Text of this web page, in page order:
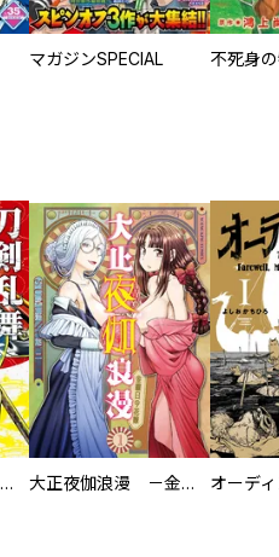
マガジンSPECIAL 不死身
刀剣乱舞～日本号つれづれ酒～ 大正夜伽浪漫 －金曜日の花嫁— オーデ